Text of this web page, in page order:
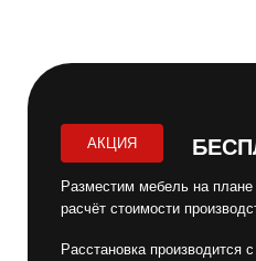
АКЦИЯ
Разместим мебель на
расчёт стоимости
Расстановка производится